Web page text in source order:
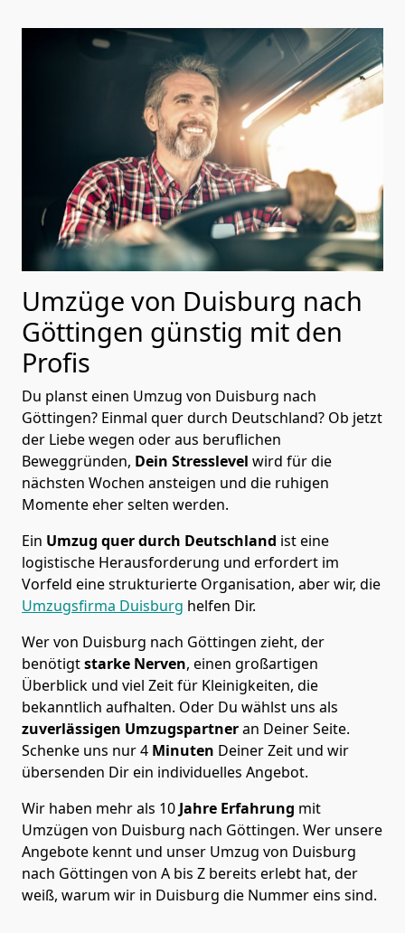
Umzüge von Duisburg nach
Göttingen günstig mit den
Profis
Du planst einen Umzug von Duisburg nach
Göttingen? Einmal quer durch Deutschland? Ob jetzt
der Liebe wegen oder aus beruflichen
Beweggründen, Dein Stresslevel wird für die
nächsten Wochen ansteigen und die ruhigen
Momente eher selten werden.
Ein Umzug quer durch Deutschland ist eine
logistische Herausforderung und erfordert im
Vorfeld eine strukturierte Organisation, aber wir, die
Umzugsfirma Duisburg helfen Dir.
Wer von Duisburg nach Göttingen zieht, der
benötigtstarke Nerven, einen großartigen
Überblick und viel Zeit für Kleinigkeiten, die
bekanntlich aufhalten. Oder Du wählst uns als
zuverlässigen Umzugspartneran Deiner Seite.
Schenke uns nur4 Minuten Deiner Zeit und wir
übersenden Dir ein individuelles Angebot.
Wir haben mehr als 10 Jahre Erfahrung mit
Umzügen von Duisburg nach Göttingen. Wer unsere
Angebote kennt und unser Umzug von Duisburg
nach Göttingen von A bis Z bereits erlebt hat, der
weiß, warum wir in Duisburg die Nummer eins sind.